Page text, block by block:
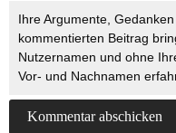
Ihre Argumente,
kommentierten Beitrag
Nutzernamen und ohne
Vor- und Nachnamen